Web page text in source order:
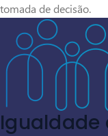
tomada de decisão.
Igualdade